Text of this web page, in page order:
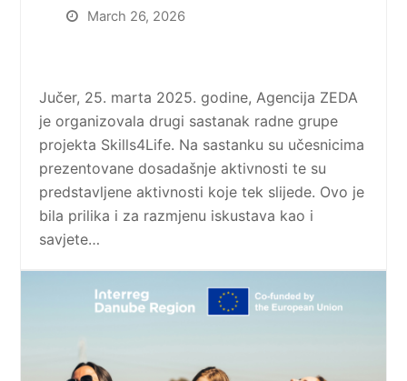
March 26, 2026
Jučer, 25. marta 2025. godine, Agencija ZEDA
je organizovala drugi sastanak radne grupe
projekta Skills4Life. Na sastanku su učesnicima
prezentovane dosadašnje aktivnosti te su
predstavljene aktivnosti koje tek slijede. Ovo je
bila prilika i za razmjenu iskustava kao i
savjete…